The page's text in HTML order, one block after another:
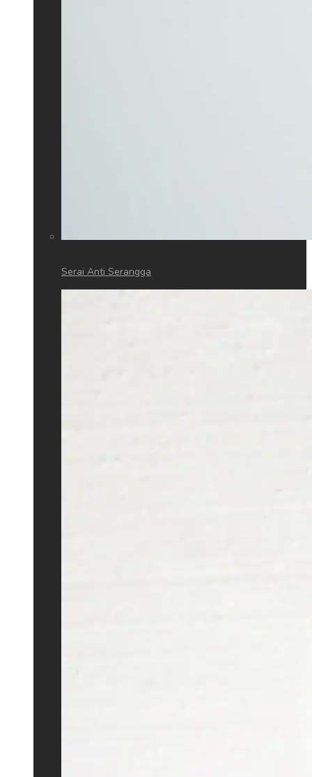
Serai Anti Serangga